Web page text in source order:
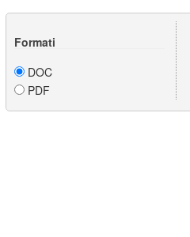
Formati
DOC
PDF